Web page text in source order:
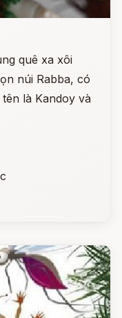
quê xa xôi
núi Rabba, có
là Kandoy và